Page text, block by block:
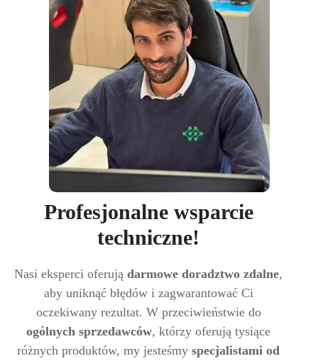
Profesjonalne wsparcie
techniczne!
Nasi eksperci oferują darmowe doradztwo zdalne,
aby uniknąć błędów i zagwarantować Ci
oczekiwany rezultat. W przeciwieństwie do
ogólnych sprzedawców, którzy oferują tysiące
różnych produktów, my jesteśmy specjalistami od